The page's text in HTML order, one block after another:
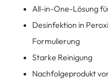
All-in-One-Lösung
Desinfektion in
Formulierung
Starke Reinigung
Nachfolgeprodukt